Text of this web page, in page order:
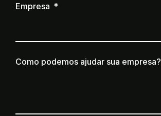
Empresa
Como podemos ajudar sua empresa?